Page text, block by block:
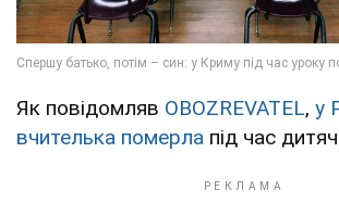
Як повідомляв OBOZREVATEL, у
вчителька померла під час